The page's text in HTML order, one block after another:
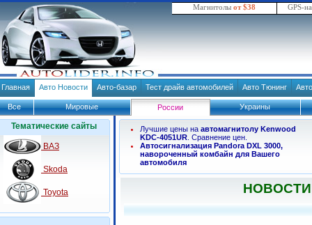
Магнитолы от $38 GPS-
Главная Авто Новости Авто-базар Тест драйв автомобилей Авто Тюнинг
Все Мировые России Украины
Тематические сайты
ВАЗ
Skoda
Toyota
Лучшие цены на автомагнитолу Kenwood
KDC-4051UR . Сравнение цен.
Автосигнализация Pandora DXL 3000,
навороченный комбайн для Вашего
автомобиля